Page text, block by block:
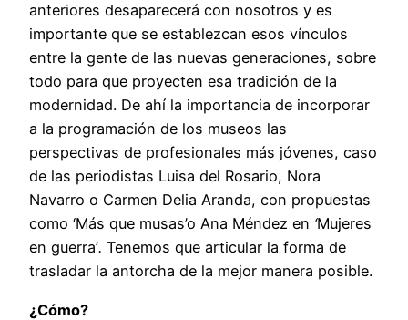
anteriores desaparecerá con nosotros y es
importante que se establezcan esos vínculos
entre la gente de las nuevas generaciones, sobre
todo para que proyecten esa tradición de la
modernidad. De ahí la importancia de incorporar
a la programación de los museos las
perspectivas de profesionales más jóvenes, caso
de las periodistas Luisa del Rosario, Nora
Navarro o Carmen Delia Aranda, con propuestas
como ‘Más que musas’o Ana Méndez en ‘Mujeres
en guerra’. Tenemos que articular la forma de
trasladar la antorcha de la mejor manera posible.
¿Cómo?